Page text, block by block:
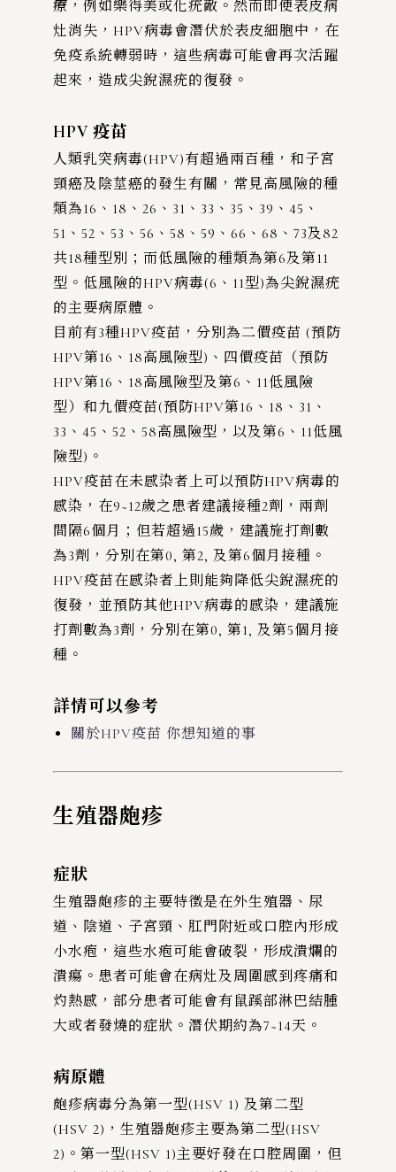
療，例如樂得美或化疣敵。然而即便表皮病
灶消失，HPV病毒會潛伏於表皮細胞中，在
免疫系統轉弱時，這些病毒可能會再次活躍
起來，造成尖銳濕疣的復發。
HPV 疫苗
人類乳突病毒(HPV)有超過兩百種，和子宮
頸癌及陰莖癌的發生有關，常見高風險的種
類為16、18、26、31、33、35、39、45、
51、52、53、56、58、59、66、68、73及82
共18種型別；而低風險的種類為第6及第11
型。低風險的HPV病毒(6、11型)為尖銳濕疣
的主要病原體。
目前有3種HPV疫苗，分別為二價疫苗 (預防
HPV第16、18高風險型)、四價疫苗（預防
HPV第16、18高風險型及第6、11低風險
型）和九價疫苗(預防HPV第16、18、31、
33、45、52、58高風險型，以及第6、11低風
險型)。
HPV疫苗在未感染者上可以預防HPV病毒的
感染，在9~12歲之患者建議接種2劑，兩劑
間隔6個月；但若超過15歲，建議施打劑數
為3劑，分別在第0, 第2, 及第6個月接種。
HPV疫苗在感染者上則能夠降低尖銳濕疣的
復發，並預防其他HPV病毒的感染，建議施
打劑數為3劑，分別在第0, 第1, 及第5個月接
種。
詳情可以參考
關於HPV疫苗 你想知道的事
生殖器皰疹
症狀
生殖器皰疹的主要特徵是在外生殖器、尿
道、陰道、子宮頸、肛門附近或口腔內形成
小水疱，這些水疱可能會破裂，形成潰爛的
潰瘍。患者可能會在病灶及周圍感到疼痛和
灼熱感，部分患者可能會有鼠蹊部淋巴結腫
大或者發燒的症狀。潛伏期約為7~14天。
病原體
皰疹病毒分為第一型(HSV 1) 及第二型
(HSV 2)，生殖器皰疹主要為第二型(HSV
2)。第一型(HSV 1)主要好發在口腔周圍，但